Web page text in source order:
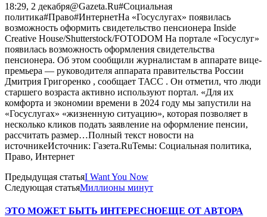
18:29, 2 декабря@Gazeta.Ru#Социальная
политика#Право#ИнтернетНа «Госуслугах» появилась
возможность оформить свидетельство пенсионера Inside
Creative House/Shutterstock/FOTODOM На портале «Госуслуг»
появилась возможность оформления свидетельства
пенсионера. Об этом сообщили журналистам в аппарате вице-
премьера — руководителя аппарата правительства России
Дмитрия Григоренко , сообщает ТАСС . Он отметил, что люди
старшего возраста активно используют портал. «Для их
комфорта и экономии времени в 2024 году мы запустили на
«Госуслугах» «жизненную ситуацию», которая позволяет в
несколько кликов подать заявление на оформление пенсии,
рассчитать размер…Полный текст новости на
источникеИсточник: Газета.RuТемы: Социальная политика,
Право, Интернет
Предыдущая статьяI Want You Now
Следующая статьяМиллионы минут
ЭТО МОЖЕТ БЫТЬ ИНТЕРЕСНОЕЩЕ ОТ АВТОРА